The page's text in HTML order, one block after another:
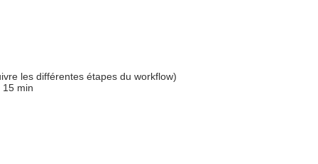
les différentes étapes du workflow)
min